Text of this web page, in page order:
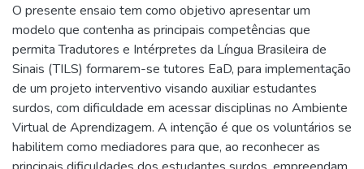
O presente ensaio tem como objetivo apresentar um
modelo que contenha as principais competências que
permita Tradutores e Intérpretes da Língua Brasileira de
Sinais (TILS) formarem-se tutores EaD, para implementação
de um projeto interventivo visando auxiliar estudantes
surdos, com dificuldade em acessar disciplinas no Ambiente
Virtual de Aprendizagem. A intenção é que os voluntários se
habilitem como mediadores para que, ao reconhecer as